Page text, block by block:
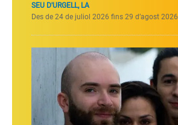
SEU D'URGELL, LA
Des de 24 de juliol 2026 fins 29 d’agost 2026